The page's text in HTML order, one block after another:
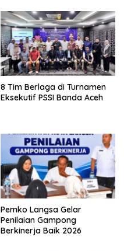
8 Tim Berlaga di Turnamen
Eksekutif PSSI Banda Aceh
Pemko Langsa Gelar
Penilaian Gampong
Berkinerja Baik 2026